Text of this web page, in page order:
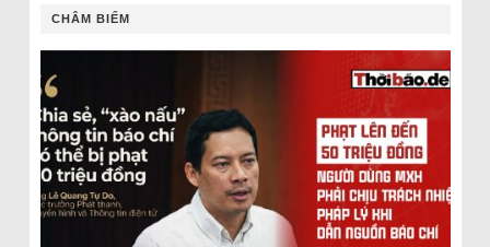
CHÂM BIẾM